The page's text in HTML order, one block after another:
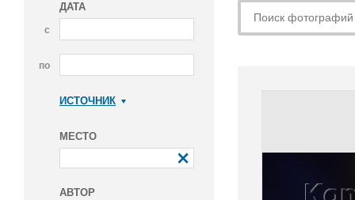
ДАТА
с
по
ИСТОЧНИК
МЕСТО
АВТОР